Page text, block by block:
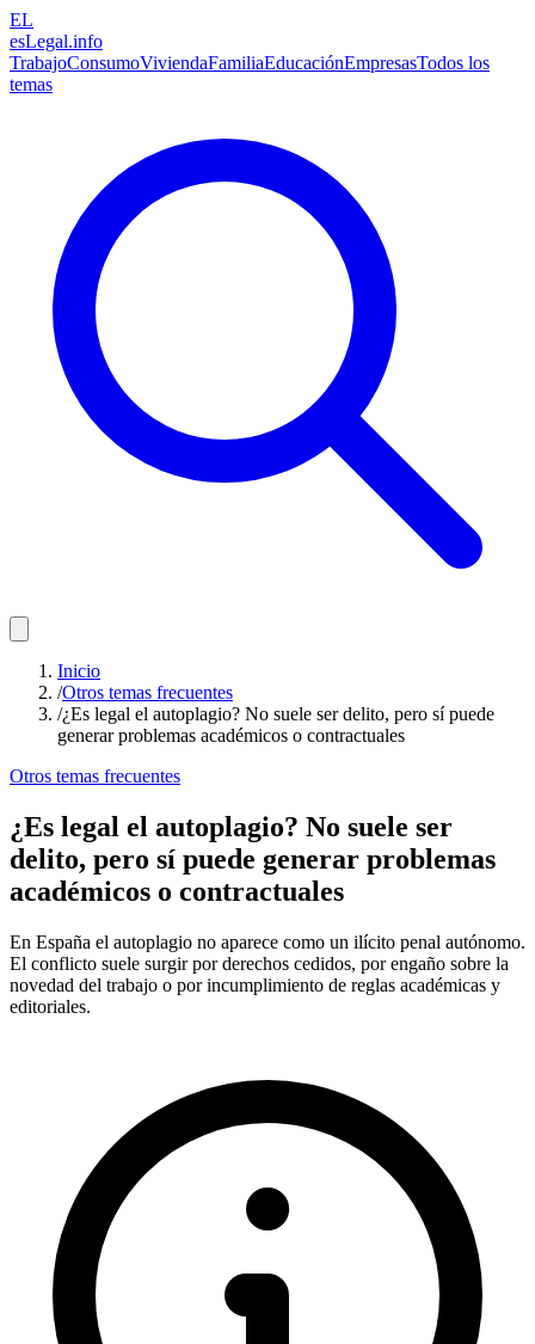
EL
esLegal.info
TrabajoConsumoViviendaFamiliaEducaciónEmpresasTodos los
temas
Inicio
/Otros temas frecuentes
/¿Es legal el autoplagio? No suele ser delito, pero sí puede
generar problemas académicos o contractuales
Otros temas frecuentes
¿Es legal el autoplagio? No suele ser
delito, pero sí puede generar problemas
académicos o contractuales
En España el autoplagio no aparece como un ilícito penal autónomo.
El conflicto suele surgir por derechos cedidos, por engaño sobre la
novedad del trabajo o por incumplimiento de reglas académicas y
editoriales.